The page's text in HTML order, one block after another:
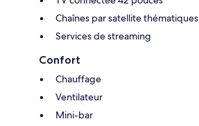
Chaînes par satellite thématiques
Services de streaming
Confort
Chauffage
Ventilateur
Mini-bar